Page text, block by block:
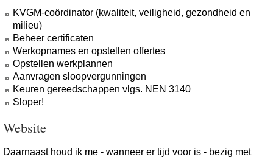
KVGM-coördinator (kwaliteit, veiligheid, gezondheid en
milieu)
Beheer certificaten
Werkopnames en opstellen offertes
Opstellen werkplannen
Aanvragen sloopvergunningen
Keuren gereedschappen vlgs. NEN 3140
Sloper!
Website
Daarnaast houd ik me - wanneer er tijd voor is - bezig met